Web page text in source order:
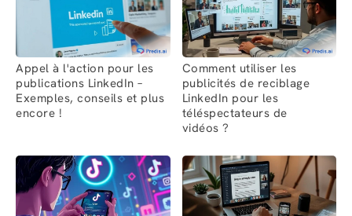
Appel à l'action pour les
publications LinkedIn –
Exemples, conseils et plus
encore !
Comment utiliser les
publicités de reciblage
LinkedIn pour les
téléspectateurs de
vidéos ?